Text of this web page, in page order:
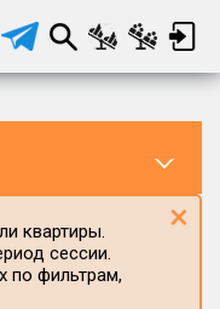
квартиры.
сессии.
по фильтрам,
×